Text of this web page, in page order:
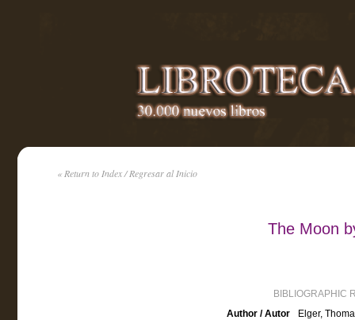
« Return to Index / Regresar al Inicio
The Moon
BIBLIOGRAPHIC
Author / Autor
Elger,